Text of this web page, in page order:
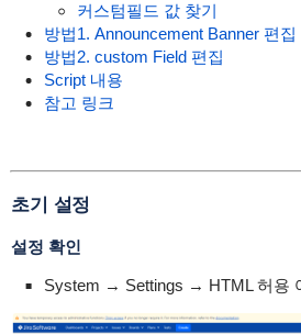
커스텀필드 값 찾기
방법1. Announcement Banner 편집
방법2. custom Field 편집
Script 내용
참고 링크
초기 설정
설정 확인
System → Settings → HTML 허용